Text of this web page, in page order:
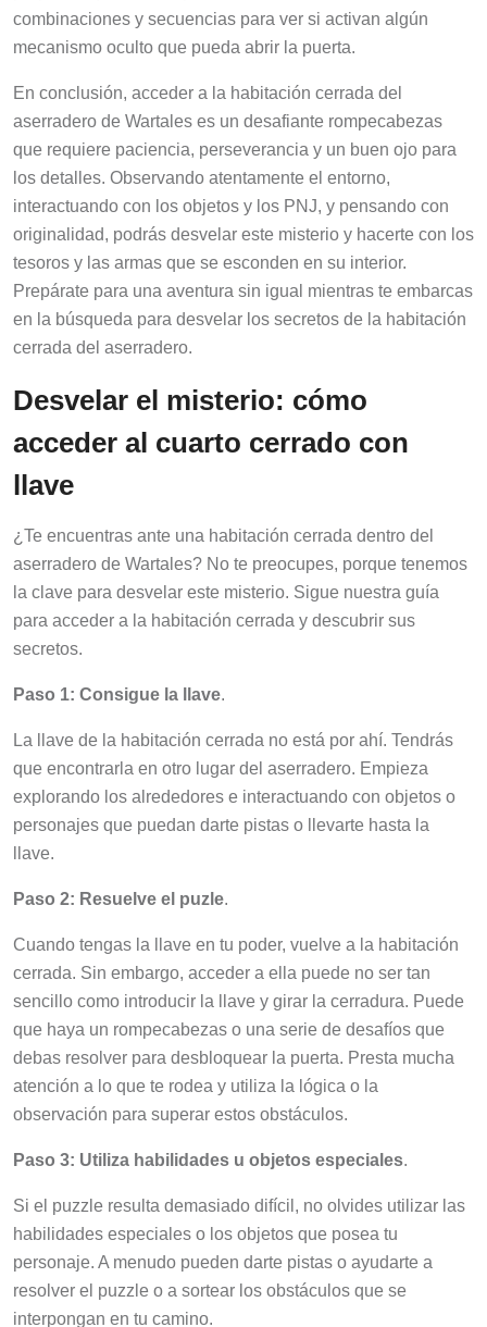
combinaciones y secuencias para ver si activan algún
mecanismo oculto que pueda abrir la puerta.
En conclusión, acceder a la habitación cerrada del
aserradero de Wartales es un desafiante rompecabezas
que requiere paciencia, perseverancia y un buen ojo para
los detalles. Observando atentamente el entorno,
interactuando con los objetos y los PNJ, y pensando con
originalidad, podrás desvelar este misterio y hacerte con los
tesoros y las armas que se esconden en su interior.
Prepárate para una aventura sin igual mientras te embarcas
en la búsqueda para desvelar los secretos de la habitación
cerrada del aserradero.
Desvelar el misterio: cómo
acceder al cuarto cerrado con
llave
¿Te encuentras ante una habitación cerrada dentro del
aserradero de Wartales? No te preocupes, porque tenemos
la clave para desvelar este misterio. Sigue nuestra guía
para acceder a la habitación cerrada y descubrir sus
secretos.
Paso 1: Consigue la llave
La llave de la habitación cerrada no está por ahí. Tendrás
que encontrarla en otro lugar del aserradero. Empieza
explorando los alrededores e interactuando con objetos o
personajes que puedan darte pistas o llevarte hasta la
llave.
Paso 2: Resuelve el puzle
Cuando tengas la llave en tu poder, vuelve a la habitación
cerrada. Sin embargo, acceder a ella puede no ser tan
sencillo como introducir la llave y girar la cerradura. Puede
que haya un rompecabezas o una serie de desafíos que
debas resolver para desbloquear la puerta. Presta mucha
atención a lo que te rodea y utiliza la lógica o la
observación para superar estos obstáculos.
Paso 3: Utiliza habilidades u objetos especiales
Si el puzzle resulta demasiado difícil, no olvides utilizar las
habilidades especiales o los objetos que posea tu
personaje. A menudo pueden darte pistas o ayudarte a
resolver el puzzle o a sortear los obstáculos que se
interpongan en tu camino.